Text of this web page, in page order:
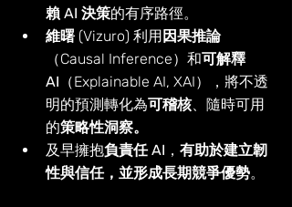
賴 AI 決策的有序路徑。
維曙 (Vizuro) 利用 因果推論
（Causal Inference）和可解釋
AI （Explainable AI, XAI），將不透
明的預測轉化為可稽核、隨時可用
的策略性洞察。
及早擁抱負責任 AI ， 有助於建立韌
性與信任，並形成長期競爭優勢。